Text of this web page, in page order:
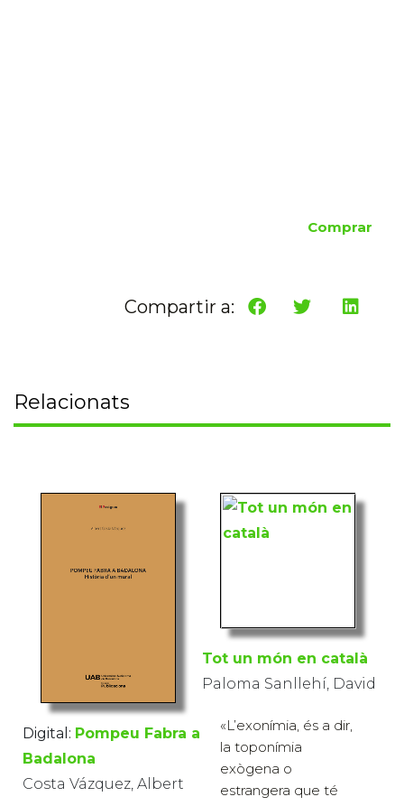
Comprar
Compartir a:
Relacionats
Digital: Pompeu Fabra a
Badalona
Costa Vázquez, Albert
Tot un món en català
Paloma Sanllehí, David
«L’exonímia, és a dir,
la toponímia
exògena o
estrangera que té